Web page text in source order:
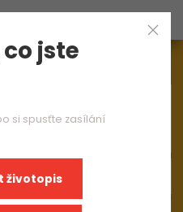
práce
jste
si spusťte zasílání
životopis